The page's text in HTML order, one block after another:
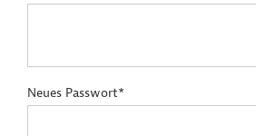
Neues Passwort*